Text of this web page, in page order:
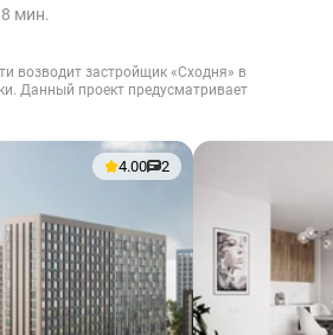
мин.
возводит застройщик «Сходня» в
Данный проект предусматривает
4.00 2